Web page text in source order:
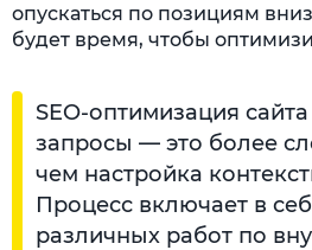
опускаться по позициям
будет время, чтобы
SEO-оптимизация
запросы — это более
чем настройка
Процесс включает в
различных работ по